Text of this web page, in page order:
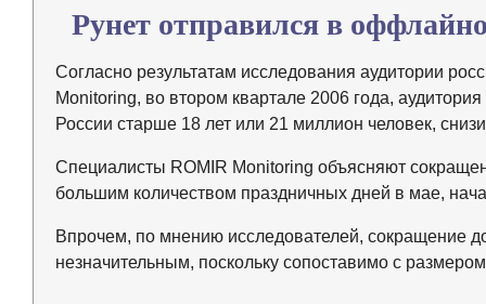
Рунет отправился в
Согласно результатам исследования аудитории
Monitoring, во втором квартале 2006 года,
России старше 18 лет или 21 миллион человек,
Специалисты ROMIR Monitoring объясняют
большим количеством праздничных дней в мае,
Впрочем, по мнению исследователей, сокращение
незначительным, поскольку сопоставимо с